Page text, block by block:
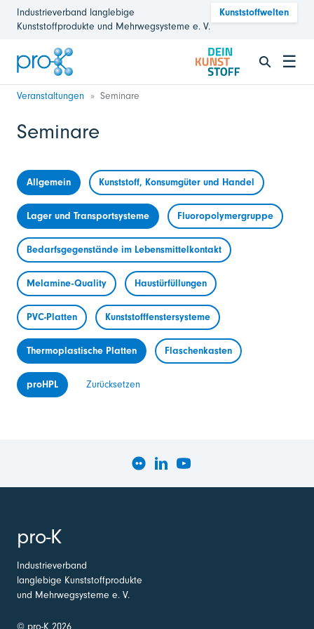
Industrieverband langlebige
Kunststoffprodukte und Mehrwegsysteme e. V.
Kunststoffwelten
☰
Veranstaltungen Seminare
Seminare
Allgemein Kunststoff, Konsumgüter und Handel
Lager und Transportsysteme Fluoropolymergruppe
Bedarfsgegenstände im Lebensmittelkontakt
Melamine-Quality Haustürfüllungen
PVC-Platten Kunststofffenstersysteme
Thermoplastische Platten Flaschenkasten
proHPL Zurücksetzen
pro-K
Industrieverband
langlebige Kunststoffprodukte
und Mehrwegsysteme e. V.
© pro-K 2026